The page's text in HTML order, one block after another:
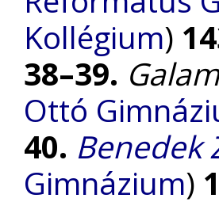
Kollégium)
38–39.
Ottó
40. Benedek
Gimnázium)